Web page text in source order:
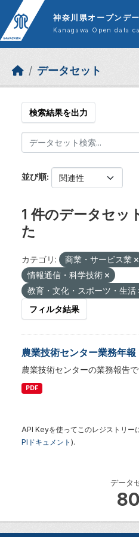
Skip to main content
神奈川県オープンデ
Kanagawa Open data
データセット
データ
検索結果を出力
並び順
1 件のデータセッ
た
カテゴリ:
商業・サービス業
情報通信・科学技術
教育・文化・スポーツ・生活
フィルタ結果
農業技術センター業務年報
農業技術センターの業務報告で
PDF
API Keyを使ってこのレジストリー
PIドキュメント ).